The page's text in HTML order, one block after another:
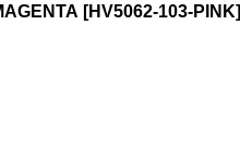
[HV5062-103-PINK]